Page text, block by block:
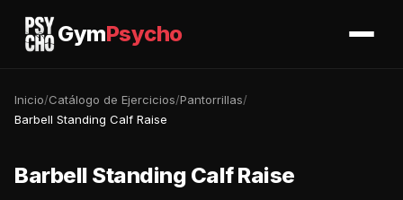
GymPsycho
Inicio/Catálogo de Ejercicios/Pantorrillas/
Barbell Standing Calf Raise
Barbell Standing Calf Raise